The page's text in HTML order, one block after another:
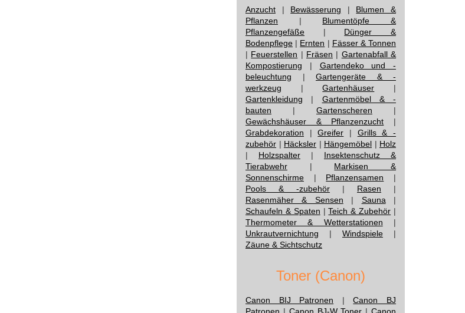
Anzucht | Bewässerung | Blumen &
Pflanzen | Blumentöpfe &
Pflanzengefäße | Dünger &
Bodenpflege | Ernten | Fässer & Tonnen
| Feuerstellen | Fräsen | Gartenabfall &
Kompostierung | Gartendeko und -
beleuchtung | Gartengeräte & -
werkzeug |Gartenhäuser |
Gartenkleidung | Gartenmöbel & -
bauten | Gartenscheren |
Gewächshäuser & Pflanzenzucht |
Grabdekoration |Greifer | Grills & -
zubehör | Häcksler | Hängemöbel | Holz
| Holzspalter | Insektenschutz &
Tierabwehr | Markisen &
Sonnenschirme | Pflanzensamen |
Pools & -zubehör | Rasen |
Rasenmäher & Sensen | Sauna |
Schaufeln & Spaten |Teich & Zubehör |
Thermometer & Wetterstationen |
Unkrautvernichtung | Windspiele |
Zäune & Sichtschutz
Toner (Canon)
Canon BIJ Patronen |Canon BJ